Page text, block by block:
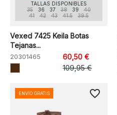
TALLAS DISPONIBLES
35
36 37 38 39
40
41
42 43 41.5 39.5
Vexed 7425 Keila Botas
Tejanas...
20301465
60,50 €
109,95 €
ENVÍO GRATIS favorite_border